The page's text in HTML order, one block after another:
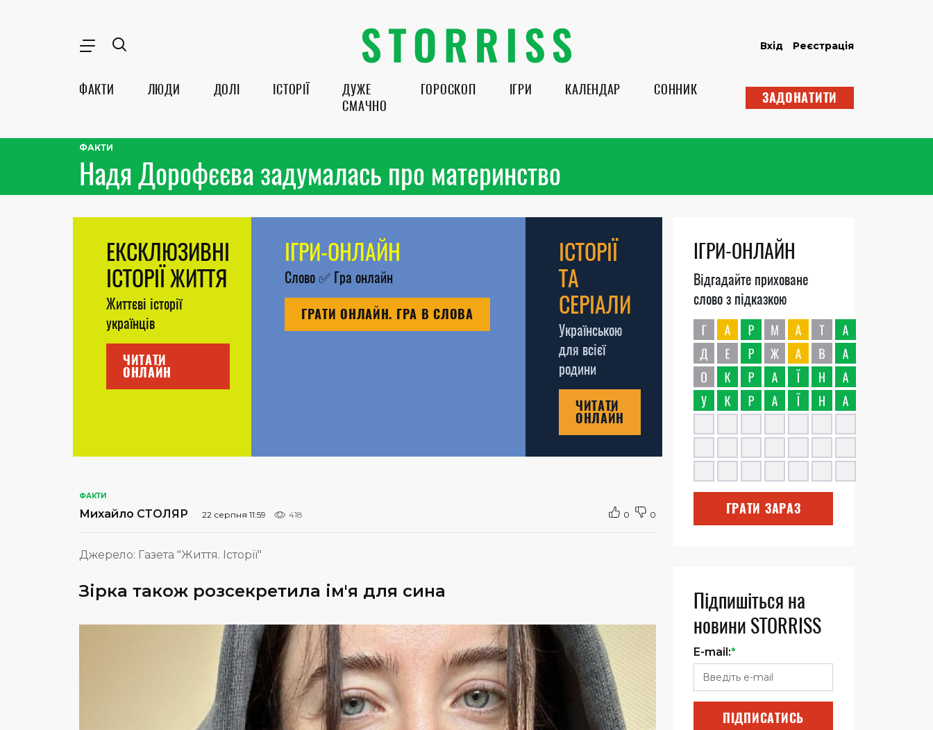
Вхід Реєстрація
ФАКТИ ЛЮДИ ДОЛІ ІСТОРІЇ
ДУЖЕ
СМАЧНО
ГОРОСКОП ІГРИ КАЛЕНДАР СОННИК ЗАДОНАТИТИ
ФАКТИ
Надя Дорофєєва задумалась про материнство
ЕКСКЛЮЗИВНІ
ІСТОРІЇ ЖИТТЯ
Життєві історії
українців
ЧИТАТИ
ОНЛАЙН
ІГРИ-ОНЛАЙН
Слово✅Гра онлайн
ГРАТИ ОНЛАЙН. ГРА В СЛОВА
ІСТОРІЇ
ТА
СЕРІАЛИ
Українською
для всієї
родини
ЧИТАТИ
ОНЛАЙН
ФАКТИ
Михайло СТОЛЯР 22 серпня 11:59 418 0 0
Джерело: Газета "Життя. Історії"
Зірка також розсекретила ім'я для сина
ІГРИ-ОНЛАЙН
Відгадайте приховане
слово з підказкою
ГРАТИ ЗАРАЗ
Підпишіться на
новини STORRISS
E-mail:*
ПІДПИСАТИСЬ